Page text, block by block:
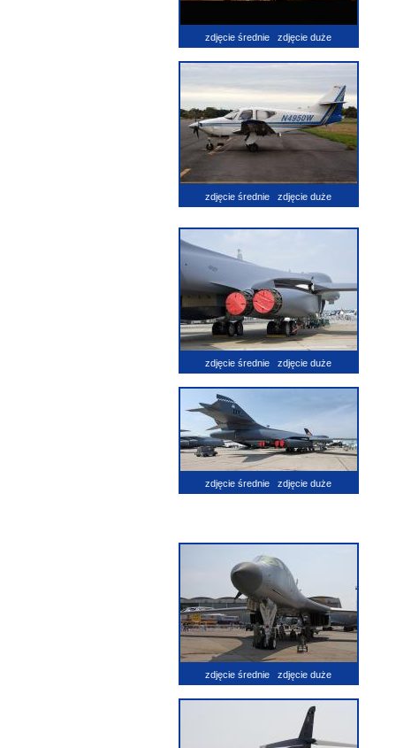
zdjęcie średnie zdjęcie duże
zdjęcie średnie zdjęcie duże
zdjęcie średnie zdjęcie duże
zdjęcie średnie zdjęcie duże
zdjęcie średnie zdjęcie duże